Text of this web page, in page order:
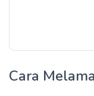
Cara